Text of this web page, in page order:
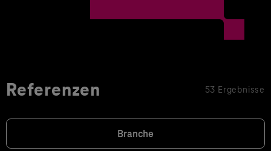
Referenzen 53 Ergebnisse
Branche